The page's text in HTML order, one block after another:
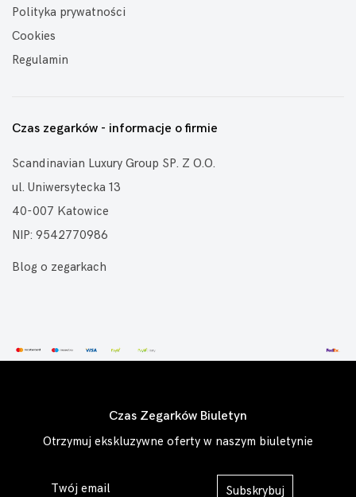
Polityka prywatności
Cookies
Regulamin
Czas zegarków - informacje o firmie
Scandinavian Luxury Group SP. Z O.O.
ul. Uniwersytecka 13
40-007 Katowice
NIP: 9542770986
Blog o zegarkach
Czas Zegarków Biuletyn
Otrzymuj ekskluzywne oferty w naszym biuletynie
Subskrybuj